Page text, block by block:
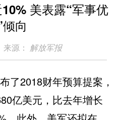
美表露“军事优
向
来源： 解放军报
2018财年预算提案，
亿美元，比去年增长